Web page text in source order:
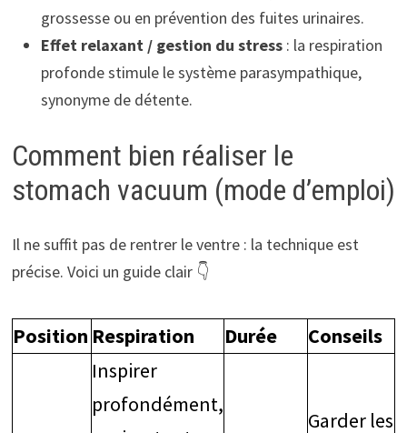
grossesse ou en prévention des fuites urinaires.
Effet relaxant / gestion du stress: la respiration
profonde stimule le système parasympathique,
synonyme de détente.
Comment bien réaliser le
stomach vacuum (mode d’emploi)
Il ne suffit pas de rentrer le ventre : la technique est
précise. Voici un guide clair 👇
Position Respiration Durée
Conseils
Inspirer
profondément,
Garder les